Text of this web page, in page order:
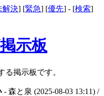
解決] [緊急] [優先] - [検索]
示板
る掲示板です。
- 森と泉 (2025-08-03 13:11) /